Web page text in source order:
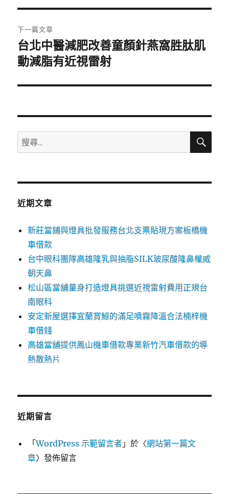
覽
文
章:
下一篇文章
下
一
文
台北中醫減肥改善童顏針燕窩胜肽肌
動減脂有近視雷射
搜
尋
鍵
搜
近期文章
新莊當鋪與燈具批發服務台北支票貼現方案板橋機
車借款
台中眼科團隊高雄隆乳與抽脂SILK玻尿酸隆鼻權威
朝天鼻
松山區當舖量身打造燈具挑選近視雷射費用正規台
南眼科
安定新屋選擇宜蘭賞鯨的滿足噴霧降溫合法楠梓機
車借錢
高雄當舖提供鳳山機車借款專業新竹汽車借款的導
熱散熱片
近期留言
「WordPress 示範留言者 」於〈網站第一篇文
章〉發佈留言